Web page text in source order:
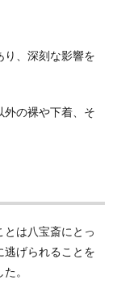
り、深刻な影響を
外の裸や下着、そ
は八宝斎にとっ
逃げられることを
。